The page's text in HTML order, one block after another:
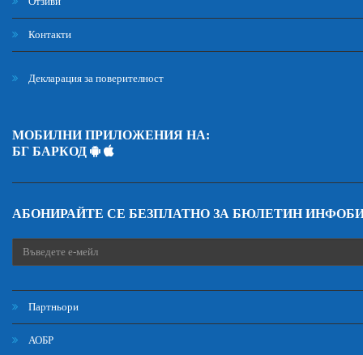
Контакти
Декларация за поверителност
МОБИЛНИ ПРИЛОЖЕНИЯ НА:
БГ БАРКОД
АБОНИРАЙТЕ СЕ БЕЗПЛАТНО ЗА БЮЛЕТИН
Партньори
АОБР